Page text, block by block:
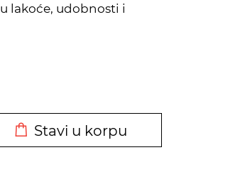
lakoće, udobnosti i
Stavi u korpu